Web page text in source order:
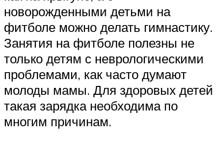
новорожденными детьми на
фитболе можно делать гимнастику.
Занятия на фитболе полезны не
только детям с неврологическими
проблемами, как часто думают
молоды мамы. Для здоровых детей
такая зарядка необходима по
многим причинам.